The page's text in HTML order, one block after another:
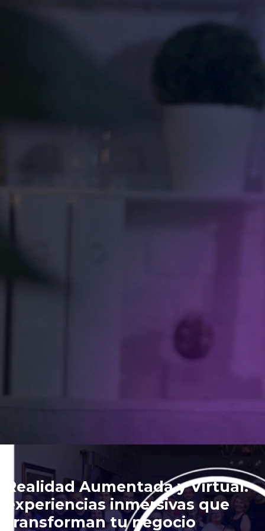
Visión por Computadora
Realidad Aumentada y Virtual:
experiencias inmersivas que
transforman tu negocio